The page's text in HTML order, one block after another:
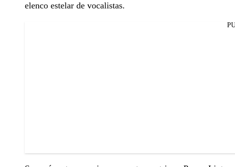
elenco estelar de vocalistas.